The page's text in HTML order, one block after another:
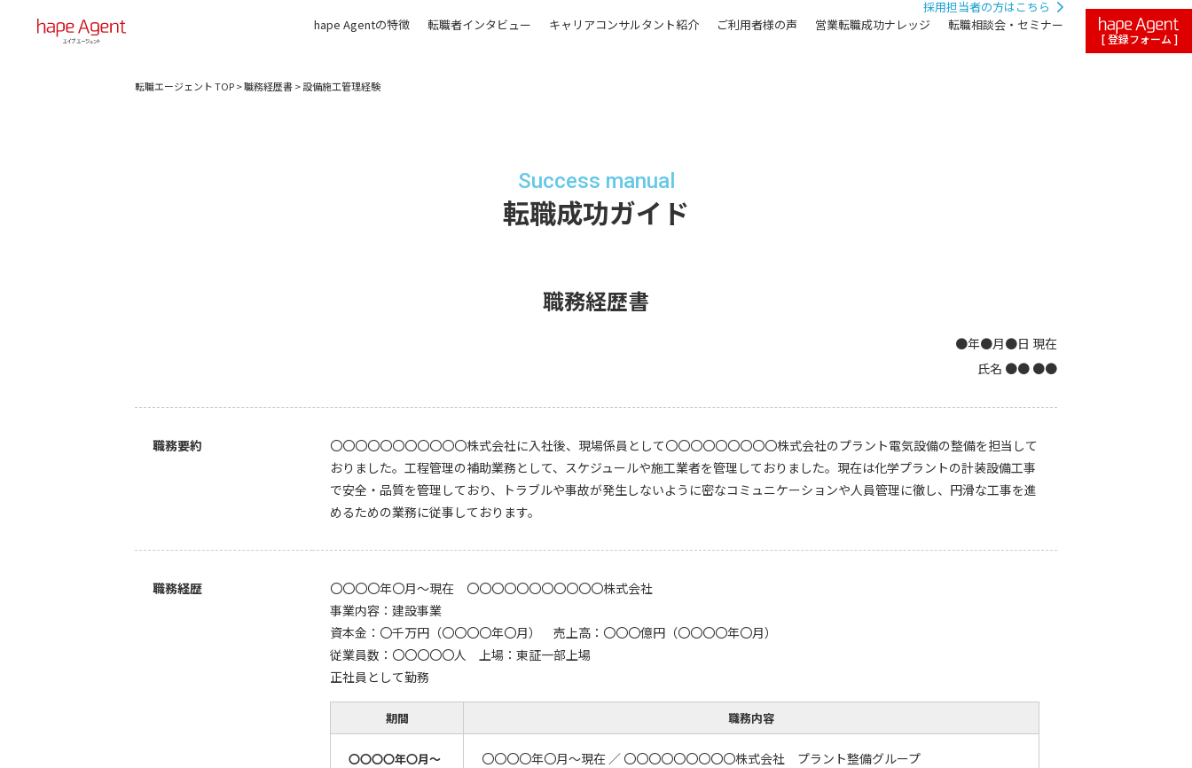
採用担当者の方はこちら
hape Agentの特徴
転職者インタビュー キャリアコンサルタント紹介 ご利用者様の声 営業転職成功ナレッジ 転職相談会・セミナー
[ 登録フォーム ]
転職エージェント TOP>職務経歴書>設備施工管理経験
Success manual
転職成功ガイド
職務経歴書
●年●月●日 現在
氏名 ●● ●●
職務要約
〇〇〇〇〇〇〇〇〇〇〇株式会社に入社後、現場係員として〇〇〇〇〇〇〇〇〇株式会社のプラント電気設備の整備を担当して
おりました。工程管理の補助業務として、スケジュールや施工業者を管理しておりました。現在は化学プラントの計装設備工事
で安全・品質を管理しており、トラブルや事故が発生しないように密なコミュニケーションや人員管理に徹し、円滑な工事を進
めるための業務に従事しております。
職務経歴
〇〇〇〇年〇月～現在 〇〇〇〇〇〇〇〇〇〇〇株式会社
事業内容：建設事業
資本金：〇千万円（〇〇〇〇年〇月） 売上高：〇〇〇億円（〇〇〇〇年〇月）
従業員数：〇〇〇〇〇人 上場：東証一部上場
正社員として勤務
期間 職務内容
〇〇〇〇年〇月～
〇〇〇〇年〇月～現在 ／ 〇〇〇〇〇〇〇〇〇株式会社 プラント整備グループ